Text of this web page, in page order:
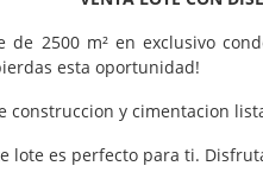
de 2500 m² en exclusivo
esta oportunidad!
construccion y cimentacion
lote es perfecto para ti.